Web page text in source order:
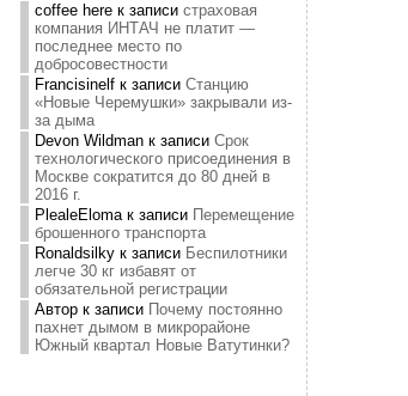
coffee hereк записи страховая
компания ИНТАЧ не платит —
последнее место по
добросовестности
Francisinelfк записи Станцию
«Новые Черемушки» закрывали из-
за дыма
Devon Wildmanк записи Срок
технологического присоединения в
Москве сократится до 80 дней в
2016 г.
PlealeElomaк записи Перемещение
брошенного транспорта
Ronaldsilkyк записи Беспилотники
легче 30 кг избавят от
обязательной регистрации
Авторк записи Почему постоянно
пахнет дымом в микрорайоне
Южный квартал Новые Ватутинки?